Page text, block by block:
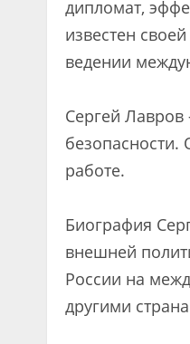
дипломат,
известен
ведении
Сергей Лавров
безопасности.
работе.
Биография
внешней
России на
другими